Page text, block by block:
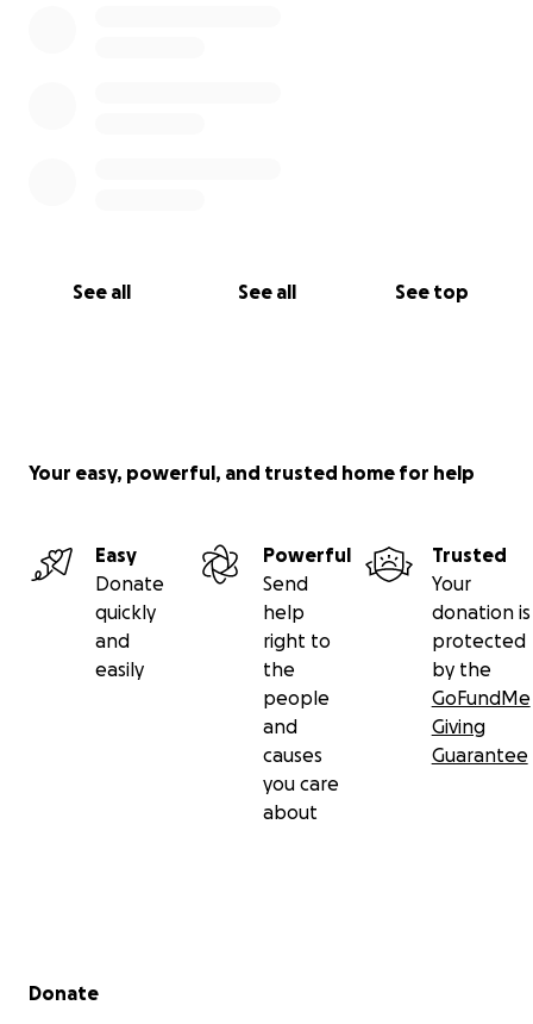
See all See all See top
U falenderoj nga zemra dhe u mbetem përjetë
Your easy, powerful, and trusted home for help
Easy
Donate
quickly
and
easily
Powerful
Send
help
right to
the
people
and
causes
you care
about
Trusted
Your
donation is
protected
by the
GoFundMe
Giving
Guarantee
Secondary menu
Donate